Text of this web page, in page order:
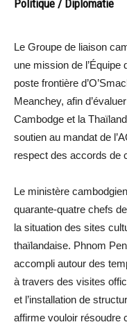
Politique / Diplomatie
Le Groupe de liaison
une mission de l’Équipe
poste frontière
Meanchey, afin
Cambodge et la
soutien au mandat de
respect des accords de
Le ministère
quarante-quatre chefs
la situation des sites
thaïlandaise. Phnom
accompli autour des
à travers des visites
et l’installation de
affirme vouloir résoudre